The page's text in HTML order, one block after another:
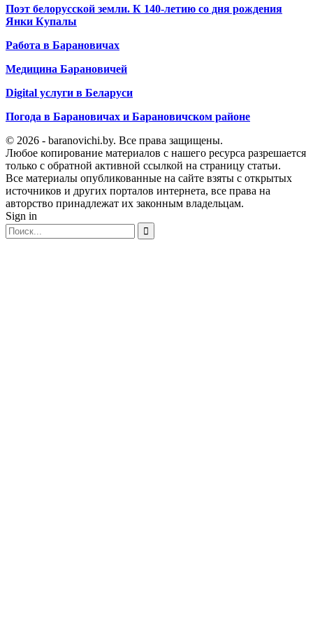
Поэт белорусской земли. К 140-летию со дня рождения
Янки Купалы
Работа в Барановичах
Медицина Барановичей
Digital услуги в Беларуси
Погода в Барановичах и Барановичском районе
© 2026 - baranovichi.by. Все права защищены.
Любое копирование материалов с нашего ресурса разрешается
только с обратной активной ссылкой на страницу статьи.
Все материалы опубликованные на сайте взяты с открытых
источников и других порталов интернета, все права на
авторство принадлежат их законным владельцам.
Sign in